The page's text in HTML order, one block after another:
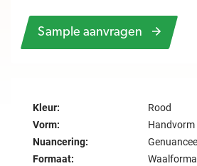
Sample aanvragen
Kleur:
Rood
Vorm:
Handvorm
Nuancering:
Formaat: